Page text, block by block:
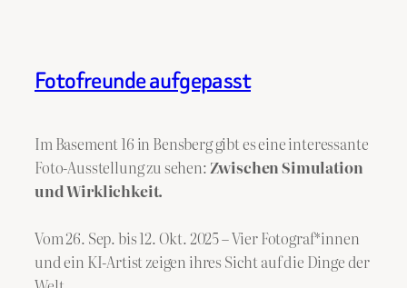
Fotofreunde aufgepasst
Im Basement 16 in Bensberg gibt es eine interessante
Foto-Ausstellung zu sehen: Zwischen Simulation
und Wirklichkeit.
Vom 26. Sep. bis 12. Okt. 2025 – Vier Fotograf*innen
und ein KI-Artist zeigen ihres Sicht auf die Dinge der